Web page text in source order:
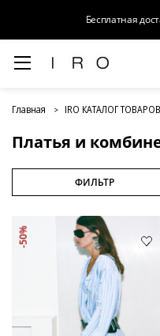
Бесплатная
Главная IRO КАТАЛОГ ТОВАРОВ
Платья и
Платья
ФИЛЬТР
-50%